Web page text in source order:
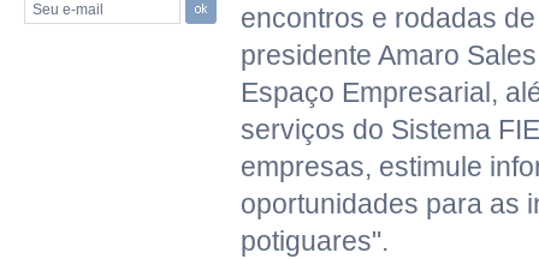
Seu e-mail
encontros e rodadas
presidente Amaro
Espaço Empresarial,
serviços do Sistema
empresas, estimule
oportunidades para as
potiguares".